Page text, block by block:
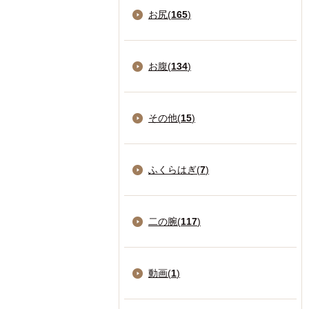
お尻(165)
お腹(134)
その他(15)
ふくらはぎ(7)
二の腕(117)
動画(1)